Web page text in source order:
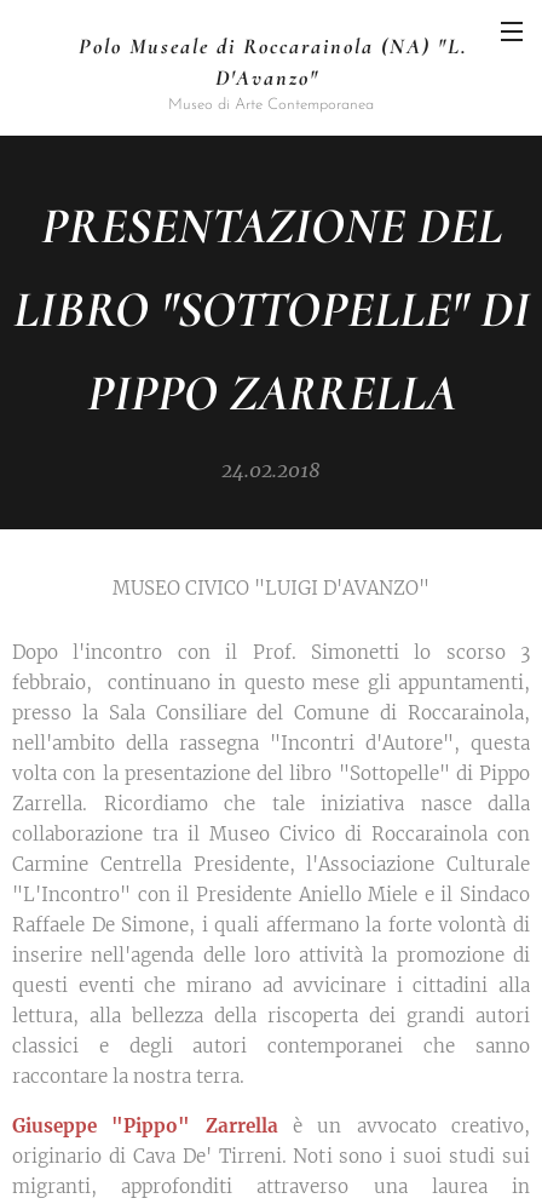
Polo Museale di Roccarainola (NA) "L.
D'Avanzo"
Museo di Arte Contemporanea
PRESENTAZIONE DEL
LIBRO "SOTTOPELLE" DI
PIPPO ZARRELLA
24.02.2018
MUSEO CIVICO "LUIGI D'AVANZO"
Dopo l'incontro con il Prof. Simonetti lo scorso 3
febbraio, continuano in questo mese gli appuntamenti,
presso la Sala Consiliare del Comune di Roccarainola,
nell'ambito della rassegna "Incontri d'Autore", questa
volta con la presentazione del libro "Sottopelle" di Pippo
Zarrella. Ricordiamo che tale iniziativa nasce dalla
collaborazione tra il Museo Civico di Roccarainola con
Carmine Centrella Presidente, l'Associazione Culturale
"L'Incontro" con il Presidente Aniello Miele e il Sindaco
Raffaele De Simone, i quali affermano la forte volontà di
inserire nell'agenda delle loro attività la promozione di
questi eventi che mirano ad avvicinare i cittadini alla
lettura, alla bellezza della riscoperta dei grandi autori
classici e degli autori contemporanei che sanno
raccontare la nostra terra.
Giuseppe "Pippo" Zarrellaè un avvocato creativo,
originario di Cava De' Tirreni. Noti sono i suoi studi sui
migranti, approfonditi attraverso una laurea in